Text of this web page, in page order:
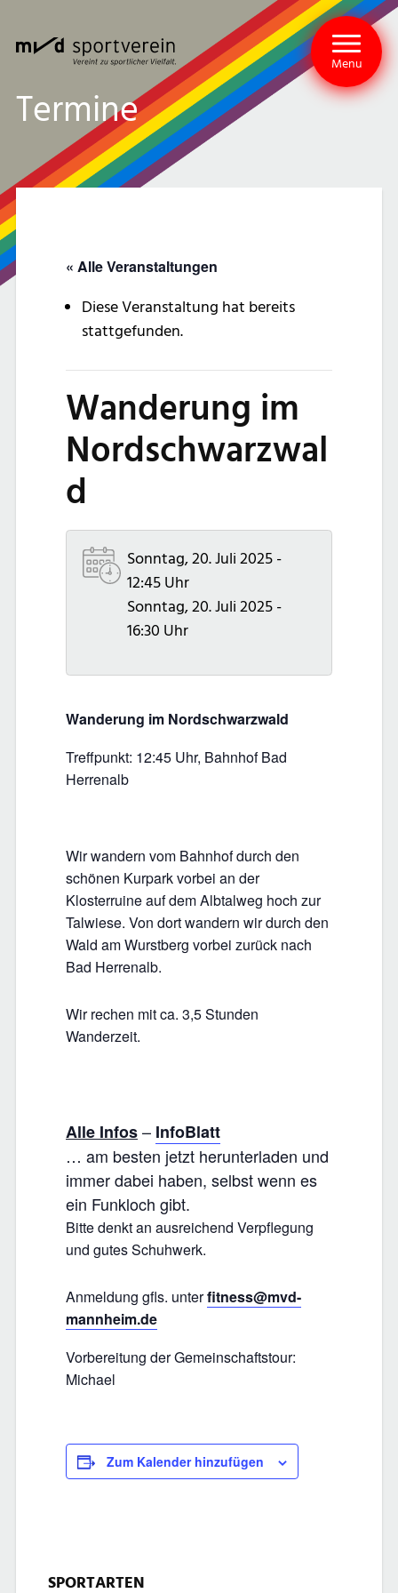
Menu
Termine
« Alle Veranstaltungen
Diese Veranstaltung hat bereits
stattgefunden.
Wanderung im
Nordschwarzwal
d
Sonntag, 20. Juli 2025 -
12:45 Uhr
Sonntag, 20. Juli 2025 -
16:30 Uhr
Wanderung im Nordschwarzwald
Treffpunkt: 12:45 Uhr, Bahnhof Bad
Herrenalb
Wir wandern vom Bahnhof durch den
schönen Kurpark vorbei an der
Klosterruine auf dem Albtalweg hoch zur
Talwiese. Von dort wandern wir durch den
Wald am Wurstberg vorbei zurück nach
Bad Herrenalb.
Wir rechen mit ca. 3,5 Stunden
Wanderzeit.
Alle Infos– InfoBlatt
… am besten jetzt herunterladen und
immer dabei haben, selbst wenn es
ein Funkloch gibt.
Bitte denkt an ausreichend Verpflegung
und gutes Schuhwerk.
Anmeldung gfls. unterfitness@mvd-
mannheim.de
Vorbereitung der Gemeinschaftstour:
Michael
Zum Kalender hinzufügen
SPORTARTEN